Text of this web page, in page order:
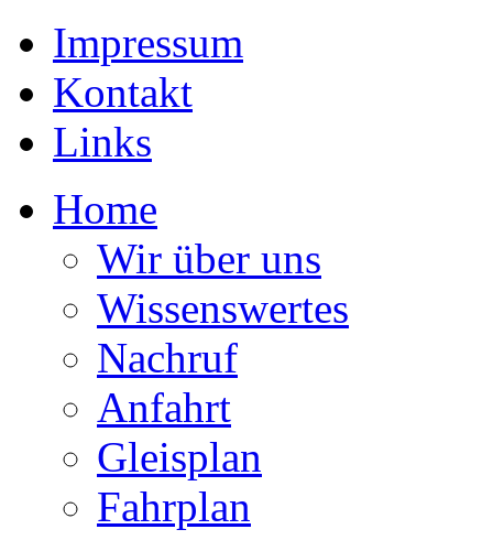
Impressum
Kontakt
Links
Home
Wir über uns
Wissenswertes
Nachruf
Anfahrt
Gleisplan
Fahrplan